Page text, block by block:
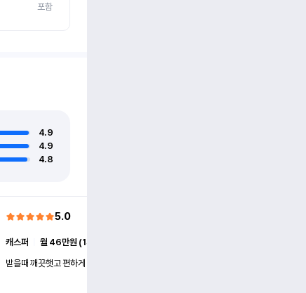
포함
4.9
4.9
4.8
5.0
캐스퍼
월 46만원 (1개월)
받을때 깨끗햇고 편하게 잘이용했습니다!